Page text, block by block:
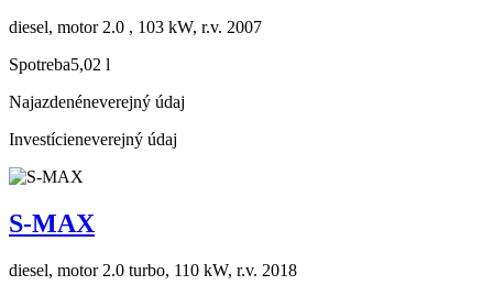
diesel, motor 2.0 , 103 kW, r.v. 2007
Spotreba5,02 l
Najazdenéneverejný údaj
Investícieneverejný údaj
S-MAX
diesel, motor 2.0 turbo, 110 kW, r.v. 2018